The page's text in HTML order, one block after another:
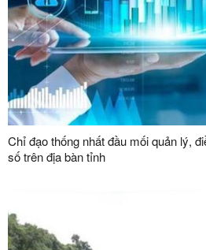
Chỉ đạo thống nhất đầu mối quản lý,
số trên địa bàn tỉnh